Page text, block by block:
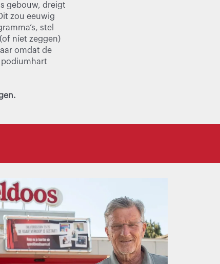
gebouw, dreigt
zou eeuwig
stel
níet zeggen)
omdat de
podiumhart